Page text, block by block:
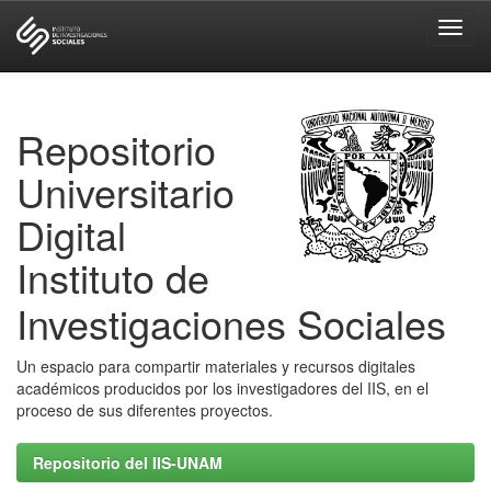
Repositorio
Universitario
Digital
Instituto de
Investigaciones Sociales
Un espacio para compartir materiales y recursos digitales
académicos producidos por los investigadores del IIS, en el
proceso de sus diferentes proyectos.
Repositorio del IIS-UNAM